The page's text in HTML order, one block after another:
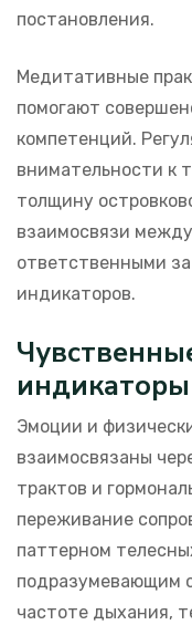
постановления.
Медитативные
помогают
компетенций.
внимательности к
толщину
взаимосвязи
ответственными
индикаторов.
Эмоции и
взаимосвязаны
трактов и
переживание
паттерном
подразумевающим
частоте дыхания,